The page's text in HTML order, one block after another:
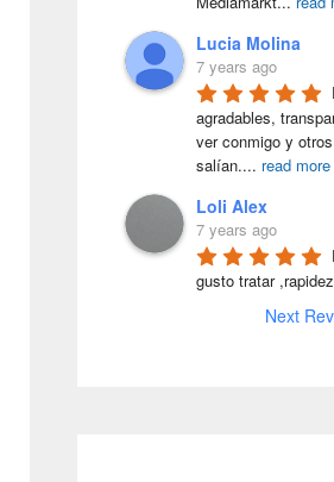
Lucia Molina
7 years ago
agradables,
ver conmigo y
salían.... read more
Loli Alex
7 years ago
gusto tratar
Next